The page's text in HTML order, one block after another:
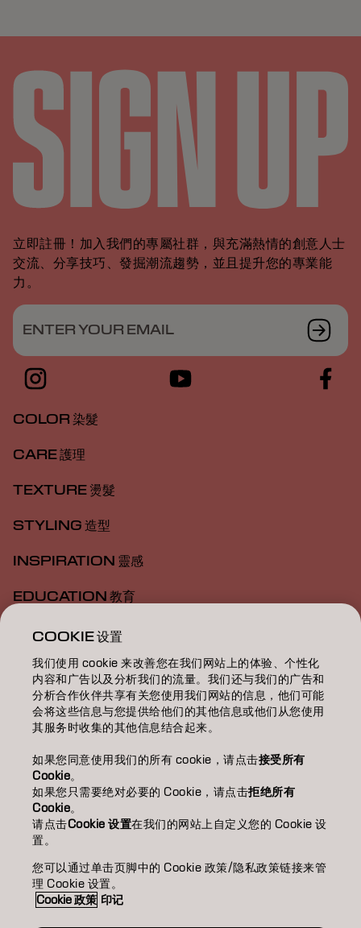
立即註冊！加入我們的專屬社群，與充滿熱情的創意人士
交流、分享技巧、發掘潮流趨勢，並且提升您的專業能
力。
ENTER YOUR EMAIL
COLOR 染髮
CARE 護理
TEXTURE 燙髮
STYLING 造型
INSPIRATION 靈感
EDUCATION 教育
ABOUT 關於我們
SALON FINDER 搜尋髮廊
BECOME A PARTNER 成為合作夥伴
CONTACT US 聯絡我們
ImprintPrivacy PolicyCookie Policy Terms Of Use
Accessibility
HK | Chinese (Traditional)
COOKIE 设置
我们使用 cookie 来改善您在我们网站上的体验、个性化
内容和广告以及分析我们的流量。我们还与我们的广告和
分析合作伙伴共享有关您使用我们网站的信息，他们可能
会将这些信息与您提供给他们的其他信息或他们从您使用
其服务时收集的其他信息结合起来。
如果您同意使用我们的所有 cookie，请点击接受所有
Cookie。
如果您只需要绝对必要的 Cookie，请点击拒绝所有
Cookie。
请点击Cookie 设置在我们的网站上自定义您的 Cookie 设
置。
您可以通过单击页脚中的 Cookie 政策/隐私政策链接来管
理 Cookie 设置。
Cookie 政策 印记